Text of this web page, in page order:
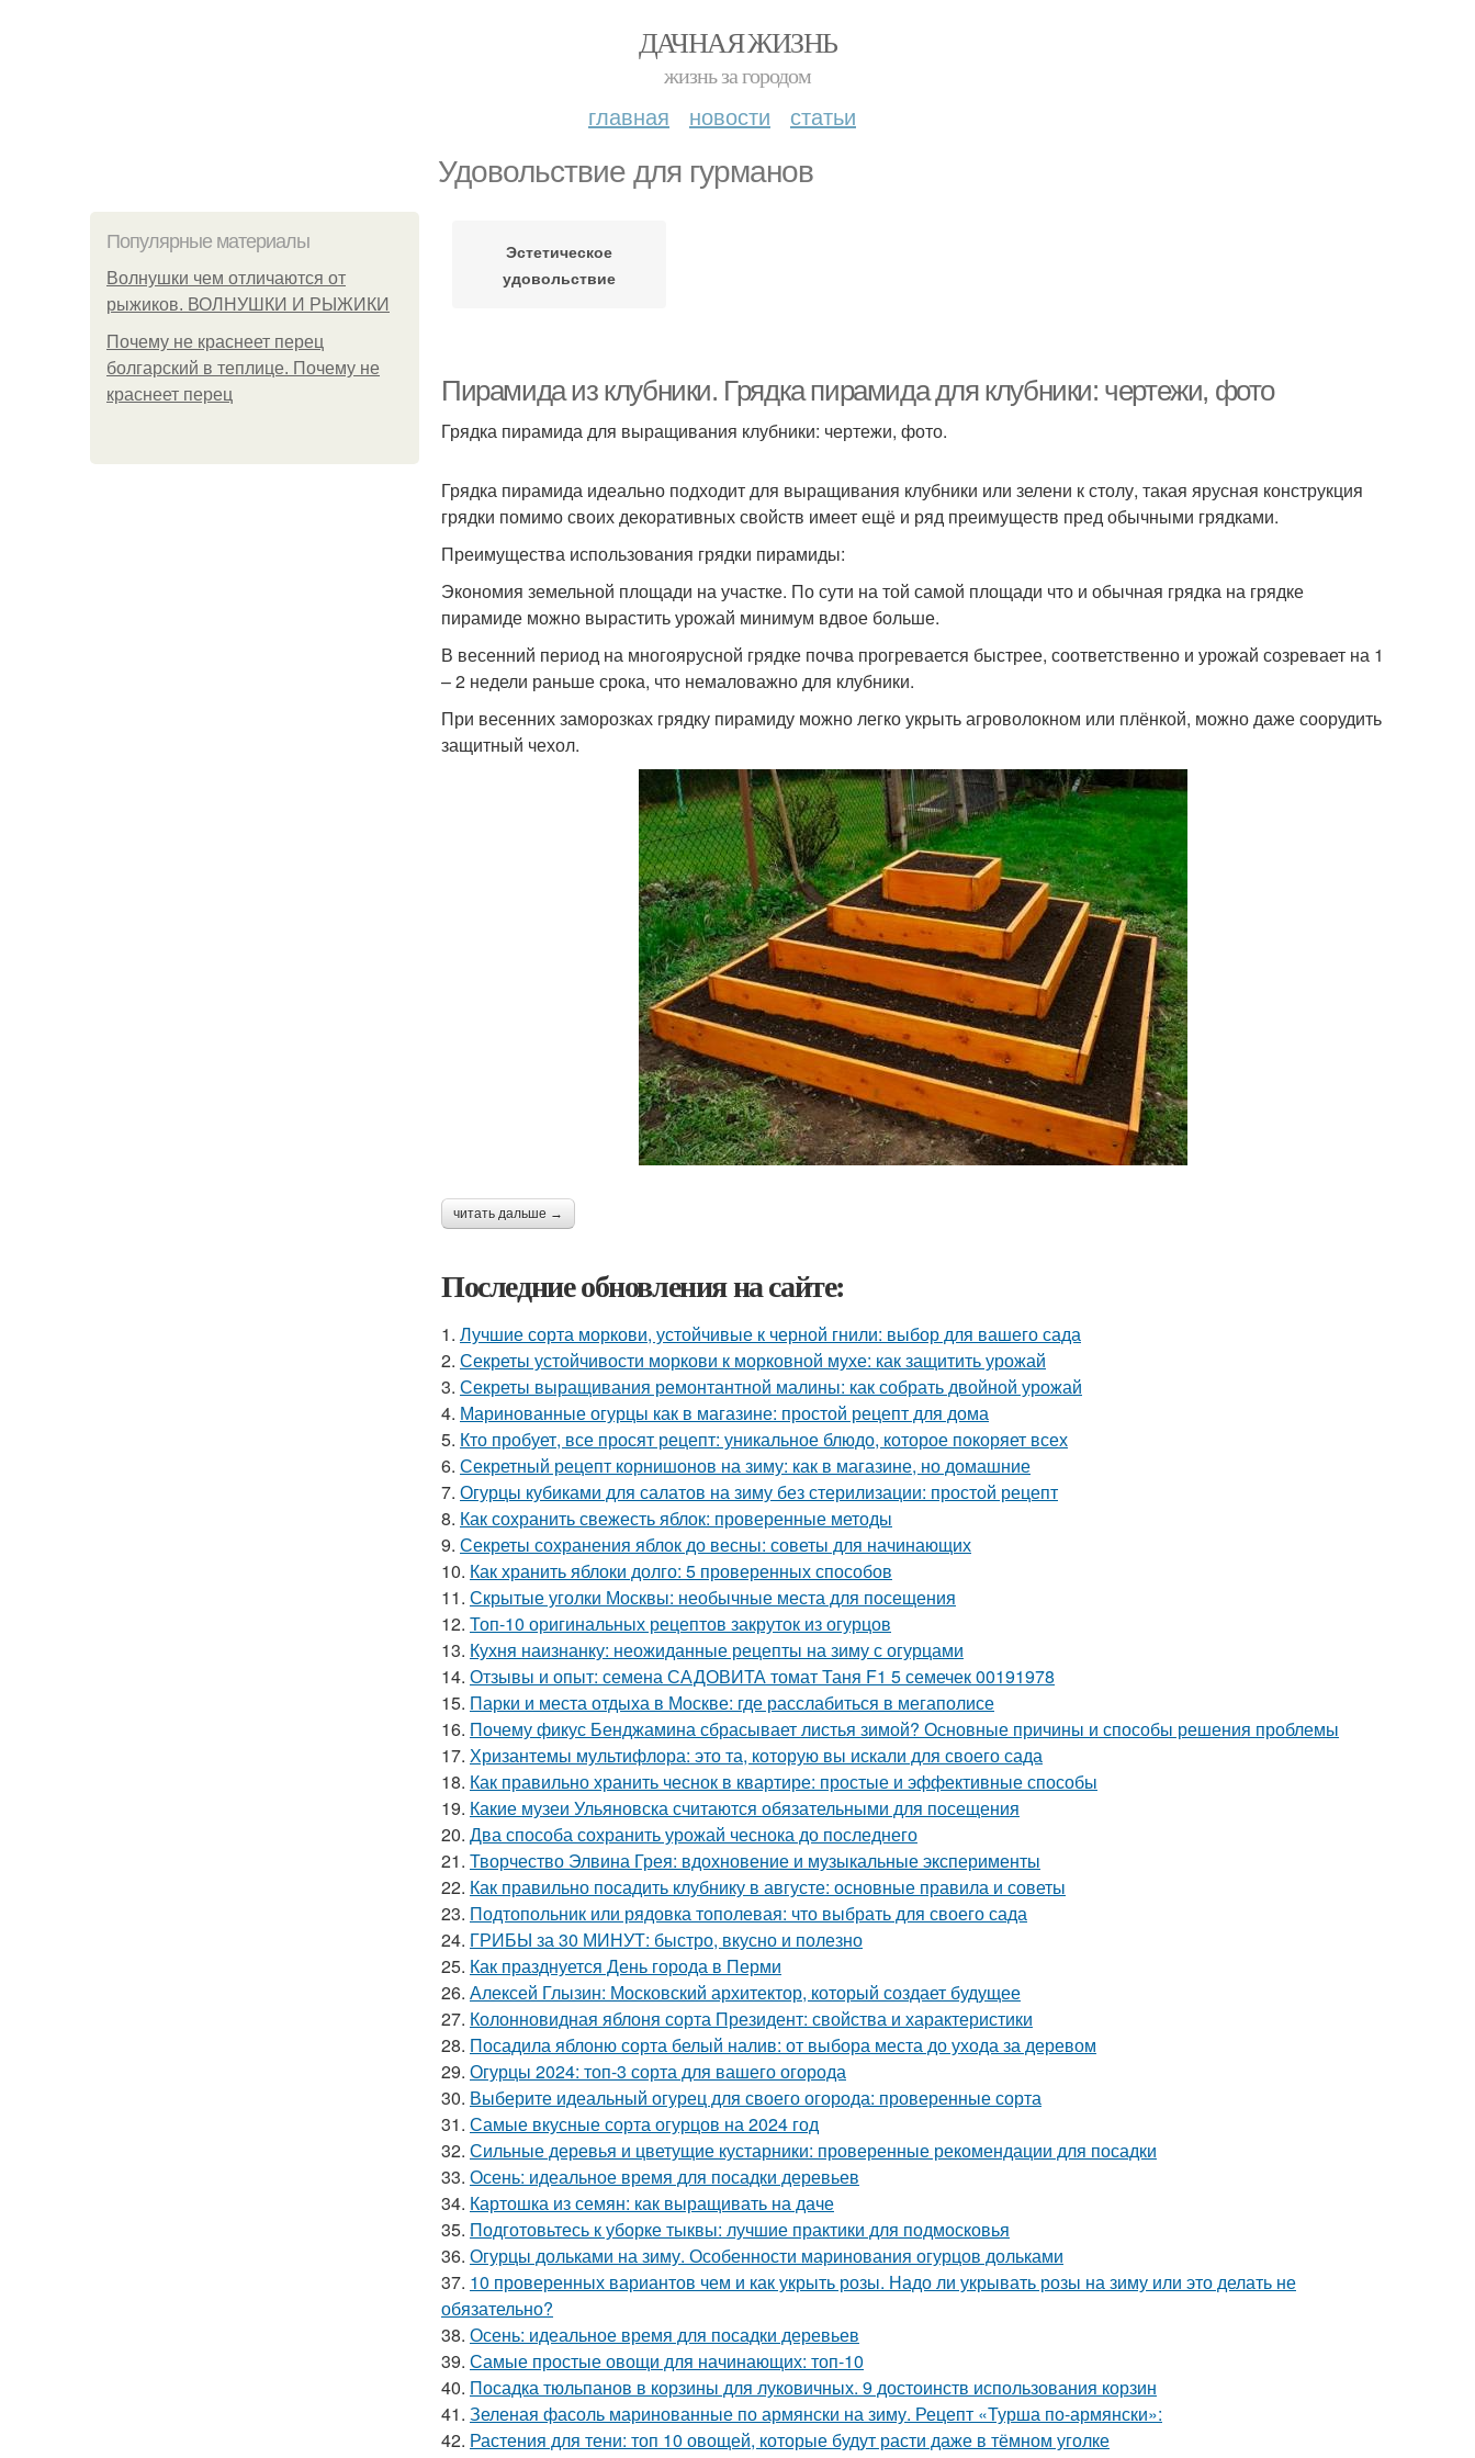
ДАЧНАЯ ЖИЗНЬ
жизнь за городом
главная новости статьи
Удовольствие для гурманов
Популярные материалы
Волнушки чем отличаются от
рыжиков. ВОЛНУШКИ И РЫЖИКИ
Почему не краснеет перец
болгарский в теплице. Почему не
краснеет перец
Эстетическое
удовольствие
Пирамида из клубники. Грядка пирамида для клубники: чертежи, фото
Грядка пирамида для выращивания клубники: чертежи, фото.
Грядка пирамида идеально подходит для выращивания клубники или зелени к столу, такая ярусная конструкция
грядки помимо своих декоративных свойств имеет ещё и ряд преимуществ пред обычными грядками.
Преимущества использования грядки пирамиды:
Экономия земельной площади на участке. По сути на той самой площади что и обычная грядка на грядке
пирамиде можно вырастить урожай минимум вдвое больше.
В весенний период на многоярусной грядке почва прогревается быстрее, соответственно и урожай созревает на 1
– 2 недели раньше срока, что немаловажно для клубники.
При весенних заморозках грядку пирамиду можно легко укрыть агроволокном или плёнкой, можно даже соорудить
защитный чехол.
читать дальше →
Последние обновления на сайте:
1. Лучшие сорта моркови, устойчивые к черной гнили: выбор для вашего сада
2. Секреты устойчивости моркови к морковной мухе: как защитить урожай
3. Секреты выращивания ремонтантной малины: как собрать двойной урожай
4. Маринованные огурцы как в магазине: простой рецепт для дома
5. Кто пробует, все просят рецепт: уникальное блюдо, которое покоряет всех
6. Секретный рецепт корнишонов на зиму: как в магазине, но домашние
7. Огурцы кубиками для салатов на зиму без стерилизации: простой рецепт
8. Как сохранить свежесть яблок: проверенные методы
9. Секреты сохранения яблок до весны: советы для начинающих
10. Как хранить яблоки долго: 5 проверенных способов
11. Скрытые уголки Москвы: необычные места для посещения
12. Топ-10 оригинальных рецептов закруток из огурцов
13. Кухня наизнанку: неожиданные рецепты на зиму с огурцами
14. Отзывы и опыт: семена САДОВИТА томат Таня F1 5 семечек 00191978
15. Парки и места отдыха в Москве: где расслабиться в мегаполисе
16. Почему фикус Бенджамина сбрасывает листья зимой? Основные причины и способы решения проблемы
17. Хризантемы мультифлора: это та, которую вы искали для своего сада
18. Как правильно хранить чеснок в квартире: простые и эффективные способы
19. Какие музеи Ульяновска считаются обязательными для посещения
20. Два способа сохранить урожай чеснока до последнего
21. Творчество Элвина Грея: вдохновение и музыкальные эксперименты
22. Как правильно посадить клубнику в августе: основные правила и советы
23. Подтопольник или рядовка тополевая: что выбрать для своего сада
24. ГРИБЫ за 30 МИНУТ: быстро, вкусно и полезно
25. Как празднуется День города в Перми
26. Алексей Глызин: Московский архитектор, который создает будущее
27. Колонновидная яблоня сорта Президент: свойства и характеристики
28. Посадила яблоню сорта белый налив: от выбора места до ухода за деревом
29. Огурцы 2024: топ-3 сорта для вашего огорода
30. Выберите идеальный огурец для своего огорода: проверенные сорта
31. Самые вкусные сорта огурцов на 2024 год
32. Сильные деревья и цветущие кустарники: проверенные рекомендации для посадки
33. Осень: идеальное время для посадки деревьев
34. Картошка из семян: как выращивать на даче
35. Подготовьтесь к уборке тыквы: лучшие практики для подмосковья
36. Огурцы дольками на зиму. Особенности маринования огурцов дольками
37. 10 проверенных вариантов чем и как укрыть розы. Надо ли укрывать розы на зиму или это делать не
обязательно?
38. Осень: идеальное время для посадки деревьев
39. Самые простые овощи для начинающих: топ-10
40. Посадка тюльпанов в корзины для луковичных. 9 достоинств использования корзин
41. Зеленая фасоль маринованные по армянски на зиму. Рецепт «Турша по-армянски»:
42. Растения для тени: топ 10 овощей, которые будут расти даже в тёмном уголке